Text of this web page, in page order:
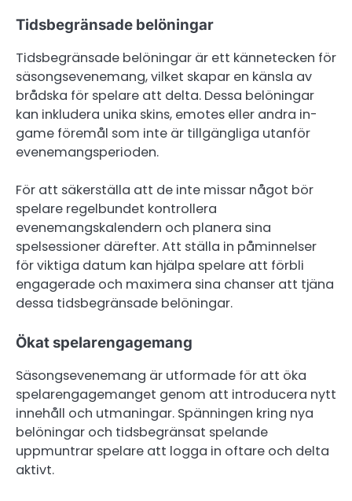
Tidsbegränsade belöningar
Tidsbegränsade belöningar är ett kännetecken för
säsongsevenemang, vilket skapar en känsla av
brådska för spelare att delta. Dessa belöningar
kan inkludera unika skins, emotes eller andra in-
game föremål som inte är tillgängliga utanför
evenemangsperioden.
För att säkerställa att de inte missar något bör
spelare regelbundet kontrollera
evenemangskalendern och planera sina
spelsessioner därefter. Att ställa in påminnelser
för viktiga datum kan hjälpa spelare att förbli
engagerade och maximera sina chanser att tjäna
dessa tidsbegränsade belöningar.
Ökat spelarengagemang
Säsongsevenemang är utformade för att öka
spelarengagemanget genom att introducera nytt
innehåll och utmaningar. Spänningen kring nya
belöningar och tidsbegränsat spelande
uppmuntrar spelare att logga in oftare och delta
aktivt.